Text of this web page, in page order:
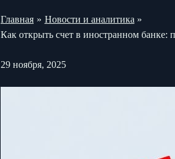
Главная
Новости и аналитика
Как открыть счет в иностранном
29 ноября, 2025